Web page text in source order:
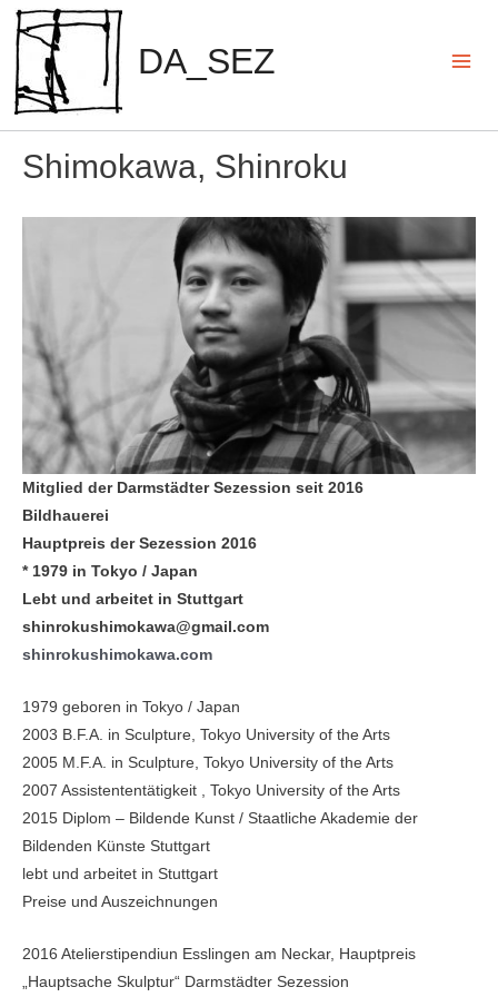
Zum
Inhalt
springen
DA_SEZ
Shimokawa, Shinroku
Mitglied der Darmstädter Sezession seit 2016
Bildhauerei
Hauptpreis der Sezession 2016
* 1979 in Tokyo / Japan
Lebt und arbeitet in Stuttgart
shinrokushimokawa@gmail.com
shinrokushimokawa.com
1979 geboren in Tokyo / Japan
2003 B.F.A. in Sculpture, Tokyo University of the Arts
2005 M.F.A. in Sculpture, Tokyo University of the Arts
2007 Assistententätigkeit , Tokyo University of the Arts
2015 Diplom – Bildende Kunst / Staatliche Akademie der
Bildenden Künste Stuttgart
lebt und arbeitet in Stuttgart
Preise und Auszeichnungen
2016 Atelierstipendiun Esslingen am Neckar, Hauptpreis
„Hauptsache Skulptur“ Darmstädter Sezession